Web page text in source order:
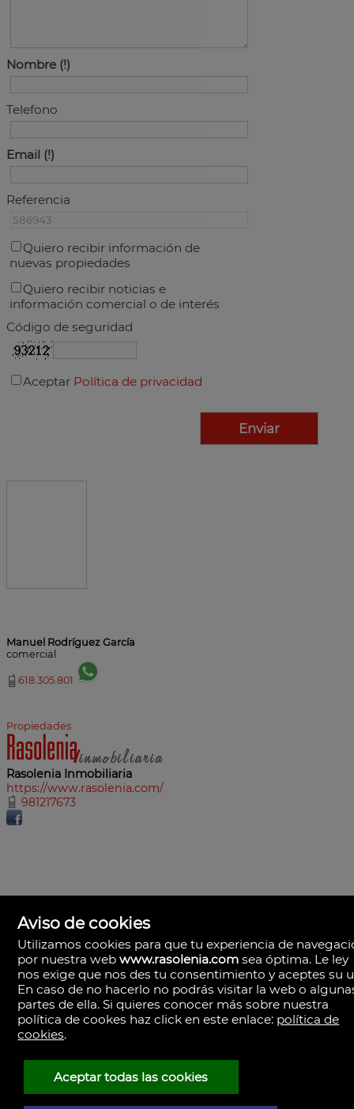
Nombre
Telefono
Email
Referencia
Quiero recibir información de
nuevas propiedades
Quiero recibir noticias e
información comercial o de interés
Código de seguridad
Aceptar Política de privacidad
Manuel Rodríguez García
comercial
618.305.801
Propiedades
Rasolenia Inmobiliaria
https://www.rasolenia.com/
981217673
Rasolenia Inmobiliaria
15003 Coruña (A), la Coruña
España
Aviso de cookies
Utilizamos cookies para que tu experiencia de
por nuestra webwww.rasolenia.com sea óptima. Le ley
nos exige que nos des tu consentimiento y aceptes su
En caso de no hacerlo no podrás visitar la web o
partes de ella. Si quieres conocer más sobre nuestra
política de cookes haz click en este enlace: política de
cookies.
Aceptar todas las cookies